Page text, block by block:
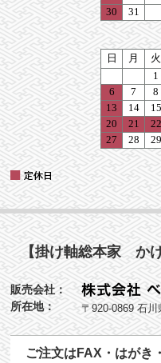
【掛け軸総本家 か
販売会社：
所在地：
〒920-0869 石
ご注文はFAX・はがき